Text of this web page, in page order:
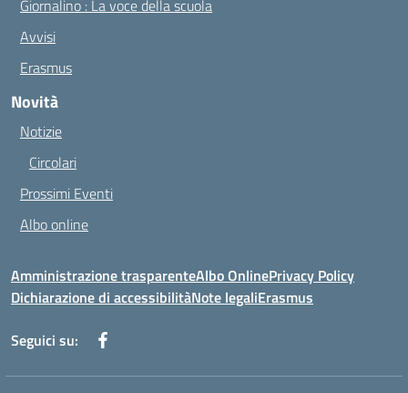
Giornalino : La voce della scuola
Avvisi
Erasmus
Novità
Notizie
Circolari
Prossimi Eventi
Albo online
Amministrazione trasparenteAlbo OnlinePrivacy Policy
Dichiarazione di accessibilitàNote legaliErasmus
Seguici su: